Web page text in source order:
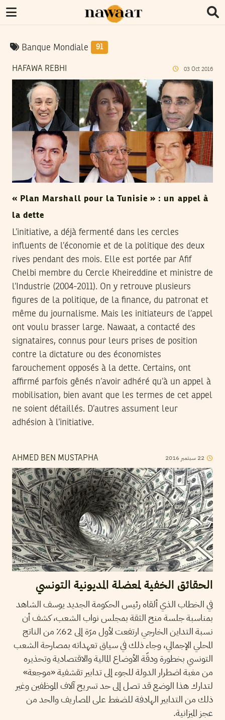
Banque Mondiale 91
HAFAWA REBHI 03 Oct 2016
« Plan Marshall pour la Tunisie » : un appel à
la dette
L’initiative, a déjà fermenté dans les cercles
influents de l’économie et de la politique des deux
rives pendant des mois. Elle est portée par Afif
Chelbi membre du Cercle Kheireddine et ministre de
l’Industrie (2004-2011). On y retrouve plusieurs
figures de la politique, de la finance, du patronat et
même du journalisme. Mais les initiateurs de l’appel
ont voulu brasser large. Nawaat, a contacté des
signataires, connus pour leurs prises de position
contre la dictature ou des économistes
farouchement opposés à la dette. Certains, ont
affirmé parfois gênés n’avoir adhéré qu’à un appel à
mobilisation, bien avant que les termes de cet appel
ne soient détaillés. D’autres assument leur
adhésion à l’initiative.
AHMED BEN MUSTAPHA 22 سبتمبر 2016
الحقائق الخفية لمعضلة المديونية التونسي
في الخطاب الذي ألقاه رئيس الحكومة الجديد يوسف الشاهد
بمناسبة جلسة منح الثقة بمجلس نواب الشعب، كشف أن
نسبة التداين الخارجي ارتفعت لأول مرّة إلى 62٪ من الناتج
المحلي الإجمالي، وجاء ذلك في سياق تعهداته بمصارحة الشعب
التونسي بخطورة ودقّة الأوضاع المالية والاقتصادية وتحذيره
من مغبة اضطرار الدولة للجوء إلى تدابير تقشفية «موجعة»
لتدارك هذا الوضع قد تصل إلى حد تسريح آلاف الموظفين وغير
ذلك من التدابير الهادفة للضغط على المصاريف والحد من
عجز الميزانية.